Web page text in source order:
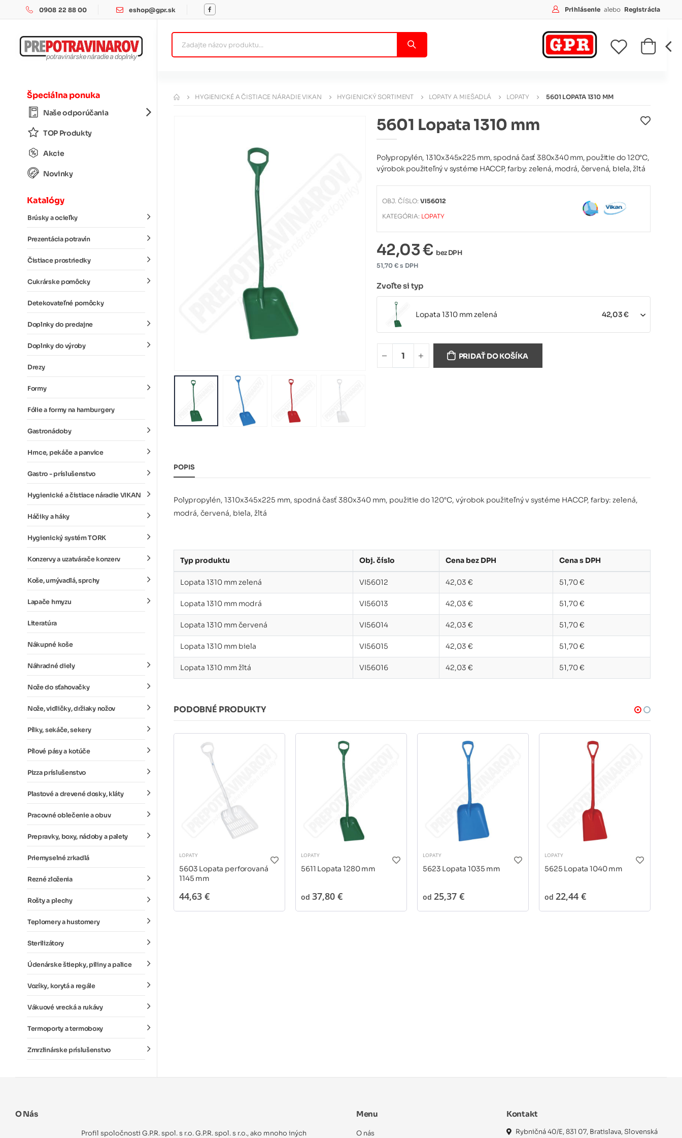
0908 22 88 00 eshop@gpr.sk Prihlásenie alebo Registrácia
Špeciálna ponuka
Naše odporúčania
TOP Produkty
Akcie
Novinky
Katalógy
Brúsky a ocieľky
Prezentácia potravín
Čistiace prostriedky
Cukrárske pomôcky
Detekovateľné pomôcky
Doplnky do predajne
Doplnky do výroby
Drezy
Formy
Fólie a formy na hamburgery
Gastronádoby
Hrnce, pekáče a panvice
Gastro - príslušenstvo
Hygienické a čistiace náradie VIKAN
Háčiky a háky
Hygienický systém TORK
Konzervy a uzatvárače konzerv
Koše, umývadlá, sprchy
Lapače hmyzu
Literatúra
Nákupné koše
Náhradné diely
Nože do sťahovačky
Nože, vidličky, držiaky nožov
Pílky, sekáče, sekery
Pílové pásy a kotúče
Pizza príslušenstvo
Plastové a drevené dosky, kláty
Pracovné oblečenie a obuv
Prepravky, boxy, nádoby a palety
Priemyselné zrkadlá
Rezné zloženia
Rošty a plechy
Teplomery a hustomery
Sterilizátory
Údenárske štiepky, piliny a palice
Vozíky, korytá a regále
Vákuové vrecká a rukávy
Termoporty a termoboxy
Zmrzlinárske príslušenstvo
HYGIENICKÉ A ČISTIACE NÁRADIE VIKAN HYGIENICKÝ SORTIMENT LOPATY A MIEŠADLÁ LOPATY 5601 LOPATA 1310 MM
5601 Lopata 1310 mm
Polypropylén, 1310x345x225 mm, spodná časť 380x340 mm, použitie do 120°C,
výrobok použiteľný v systéme HACCP, farby: zelená, modrá, červená, biela, žltá
OBJ. ČÍSLO:VI56012
KATEGÓRIA: LOPATY
42,03 € bez DPH
51,70 € s DPH
Zvoľte si typ
Lopata 1310 mm zelená 42,03 €
Lopata 1310 mm modrá
Lopata 1310 mm žltá
PRIDAŤ DO KOŠÍKA
POPIS
Polypropylén, 1310x345x225 mm, spodná časť 380x340 mm, použitie do 120°C, výrobok použiteľný v systéme HACCP, farby: zelená,
modrá, červená, biela, žltá
Typ produktu Obj. číslo Cena bez DPH Cena s DPH
Lopata 1310 mm zelená VI56012 42,03 € 51,70 €
Lopata 1310 mm modrá VI56013 42,03 € 51,70 €
Lopata 1310 mm červená VI56014 42,03 € 51,70 €
Lopata 1310 mm biela VI56015 42,03 € 51,70 €
Lopata 1310 mm žltá VI56016 42,03 € 51,70 €
PODOBNÉ PRODUKTY
LOPATY
5603 Lopata perforovaná
1145 mm
44,63 €
LOPATY
5611 Lopata 1280 mm
od 37,80 €
LOPATY
5623 Lopata 1035 mm
od 25,37 €
LOPATY
5625 Lopata 1040 mm
od 22,44 €
O Nás
Profil spoločnosti G.P.R. spol. s r.o. G.P.R. spol. s r.o., ako mnoho iných
Menu
O nás
Kontakt
Rybničná 40/E, 831 07, Bratislava, Slovenská